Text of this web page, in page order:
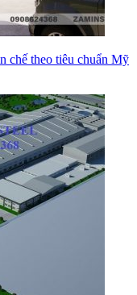
chế theo tiêu chuẩn Mỹ